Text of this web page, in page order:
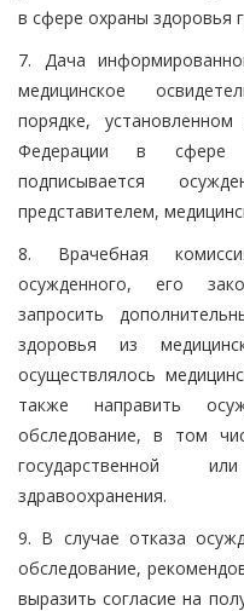
в сфере охраны здоровья
7. Дача
медицинское
порядке, установленном
Федерации в сфере
подписывается
представителем,
8. Врачебная
осужденного, его
запросить
здоровья из
осуществлялось
также направить
обследование, в том
государственной
здравоохранения.
9. В случае отказа
обследование,
выразить согласие на